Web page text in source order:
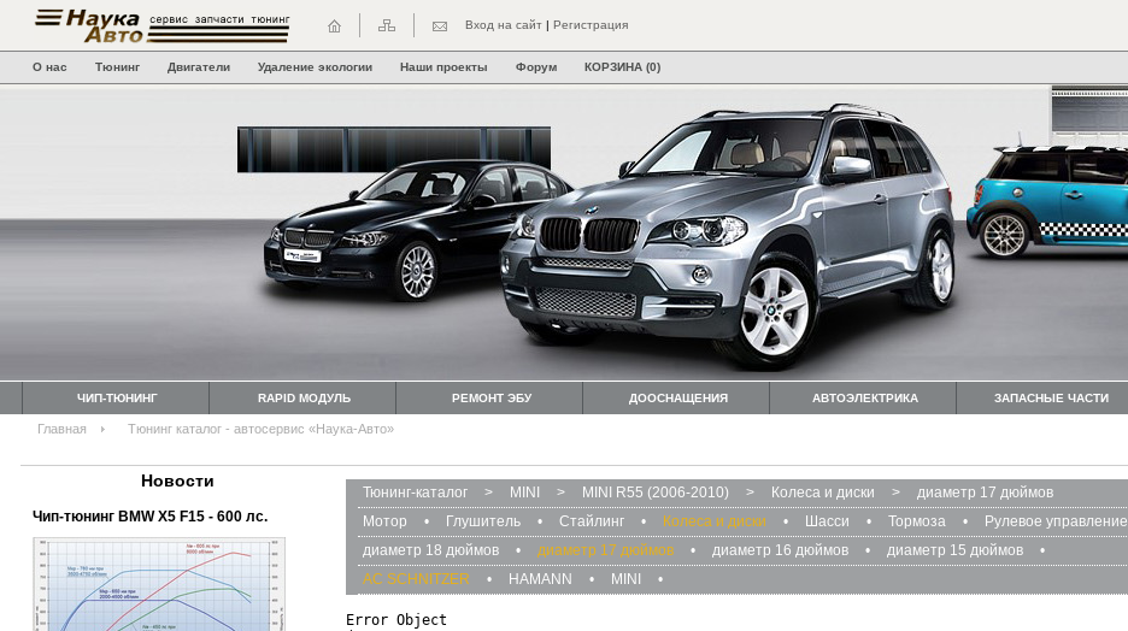
Вход на сайт | Регистрация
О нас Тюнинг Двигатели Удаление экологии Наши проекты Форум КОРЗИНА (0)
ЧИП-ТЮНИНГ RAPID МОДУЛЬ РЕМОНТ ЭБУ ДООСНАЩЕНИЯ АВТОЭЛЕКТРИКА ЗАПАСНЫЕ ЧАСТИ
Главная Тюнинг каталог - автосервис «Наука-Авто»
Новости
Чип-тюнинг BMW Х5 F15 - 600 лс.
Тюнинг-каталог > MINI > MINI R55 (2006-2010) > Колеса и диски >
диаметр 17 дюймов
Мотор
• Глушитель • Стайлинг • Колеса и диски • Шасси • Тормоза • Рулевое управление
диаметр 18 дюймов
• диаметр 17 дюймов • диаметр 16 дюймов • диаметр 15 дюймов
•
AC SCHNITZER
• HAMANN • MINI •
Error Object